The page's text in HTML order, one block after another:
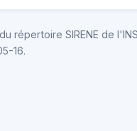
répertoire SIRENE de
16.